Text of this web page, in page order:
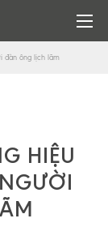
đàn ông lịch lãm
HIỆU